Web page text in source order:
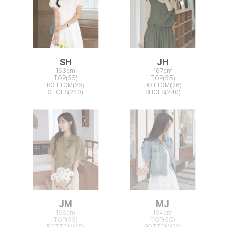
SH
163cm
TOP(55)
BOTTOM(26)
SHOES(240)
JH
167cm
TOP(55)
BOTTOM(26)
SHOES(240)
JM
166cm
TOP(55)
MJ
164cm
TOP(55)